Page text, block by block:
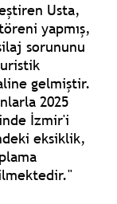
Usta,
yapmış,
sorununu
gelmiştir.
2025
İzmir'i
eksiklik,